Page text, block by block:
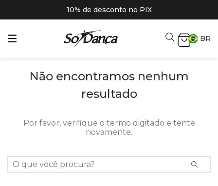
10% de desconto no PIX
BR
Não encontramos nenhum
resultado
Por favor, verifique o termo digitado e tente
novamente.
O que você procura?